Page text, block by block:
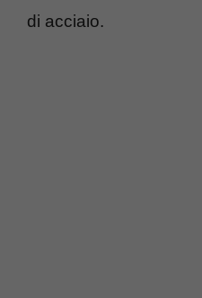
di acciaio.